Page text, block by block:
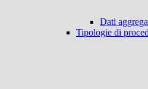
Dati
Tipologie di